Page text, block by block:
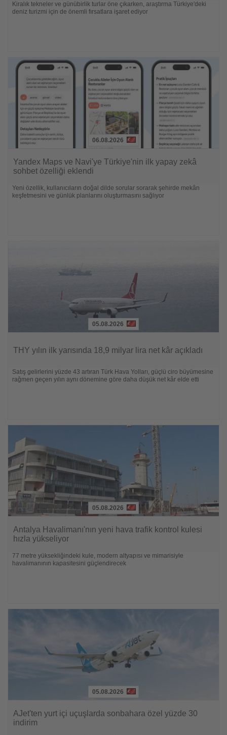
Kiralık tekneler ve günübirlik turlar öne çıkarken, araştırma Türkiye'deki
deniz turizmi için de önemli fırsatlara işaret ediyor
Sie
die
06.08.2026
Yandex Maps ve Navi'ye Türkiye'nin ilk yapay zekâ
sohbet özelliği eklendi
Yeni özellik, kullanıcıların doğal dilde sorular sorarak şehirde mekân
keşfetmesini ve günlük planlarını oluşturmasını sağlıyor
die
05.08.2026
THY yılın ilk yarısında 18,9 milyar lira net kâr açıkladı
Satış gelirlerini yüzde 43 artıran Türk Hava Yolları, güçlü ciro büyümesine
rağmen geçen yılın aynı dönemine göre daha düşük net kâr elde etti
Sie
die
Nachrichten
05.08.2026
Antalya Havalimanı'nın yeni hava trafik kontrol kulesi
hızla yükseliyor
77 metre yüksekliğindeki kule, modern altyapısı ve mimarisiyle
havalimanının kapasitesini güçlendirecek
Sie
die
05.08.2026
AJet'ten yurt içi uçuşlarda sonbahara özel yüzde 30
indirim